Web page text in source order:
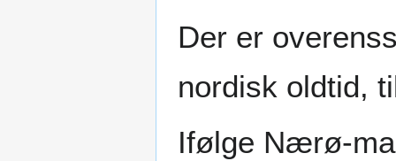
Der er
nordisk oldtid,
Ifølge Nærø-